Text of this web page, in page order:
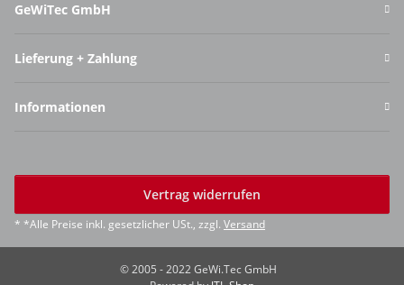
GeWiTec GmbH
Lieferung + Zahlung
Informationen
Vertrag widerrufen
* *Alle Preise inkl. gesetzlicher USt., zzgl. Versand
© 2005 - 2022 GeWi.Tec GmbH